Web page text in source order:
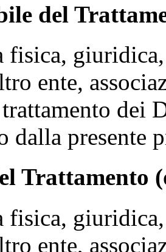
del
fisica,
ente,
dei
dalla presente
Trattamento
fisica,
ente,